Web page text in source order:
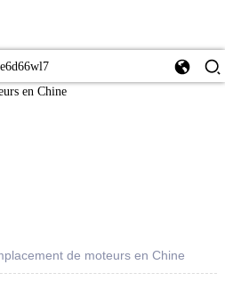
de moteurs en Chine